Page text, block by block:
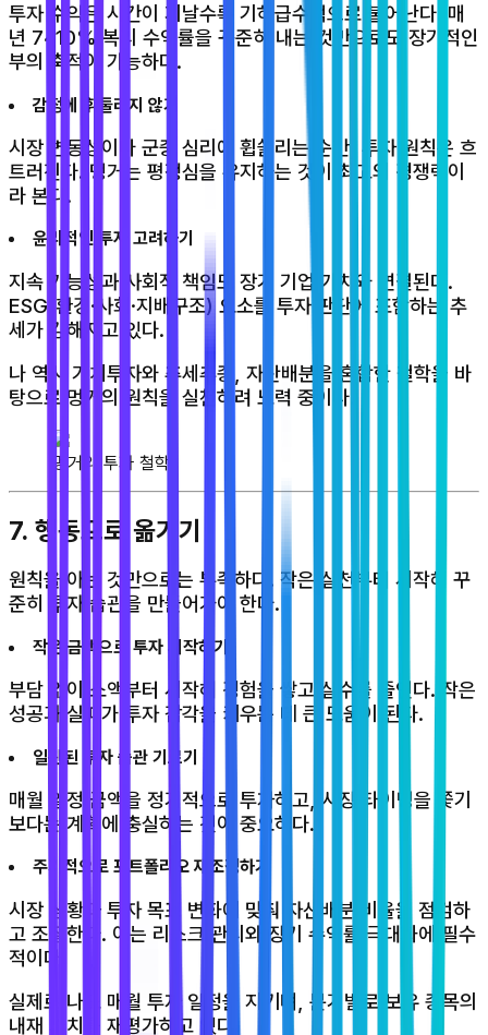
투자 수익은 시간이 지날수록 기하급수적으로 불어난다. 매
년 7~10% 복리 수익률을 꾸준히 내는 것만으로도 장기적인
부의 축적이 가능하다.
감정에 휘둘리지 않기
시장 변동성이나 군중 심리에 휩쓸리는 순간, 투자 원칙은 흐
트러진다. 멍거는 평정심을 유지하는 것이 최고의 경쟁력이
라 본다.
윤리적인 투자 고려하기
지속 가능성과 사회적 책임도 장기 기업 가치와 연결된다.
ESG(환경·사회·지배구조) 요소를 투자 판단에 포함하는 추
세가 강해지고 있다.
나 역시 가치투자와 추세추종, 자산배분을 혼합한 철학을 바
탕으로 멍거의 원칙을 실천하려 노력 중이다.
멍거의 투자 철학
7. 행동으로 옮기기
원칙을 아는 것만으로는 부족하다. 작은 실천부터 시작해 꾸
준히 투자 습관을 만들어가야 한다.
작은 금액으로 투자 시작하기
부담 없이 소액부터 시작해 경험을 쌓고 실수를 줄인다. 작은
성공과 실패가 투자 감각을 키우는 데 큰 도움이 된다.
일관된 투자 습관 기르기
매월 일정 금액을 정기적으로 투자하고, 시장 타이밍을 쫓기
보다는 계획에 충실하는 것이 중요하다.
주기적으로 포트폴리오 재조정하기
시장 상황과 투자 목표 변화에 맞춰 자산배분 비율을 점검하
고 조절한다. 이는 리스크 관리와 장기 수익률 극대화에 필수
적이다.
실제로 나도 매월 투자 일정을 지키며, 분기별로 보유 종목의
내재 가치를 재평가하고 있다.